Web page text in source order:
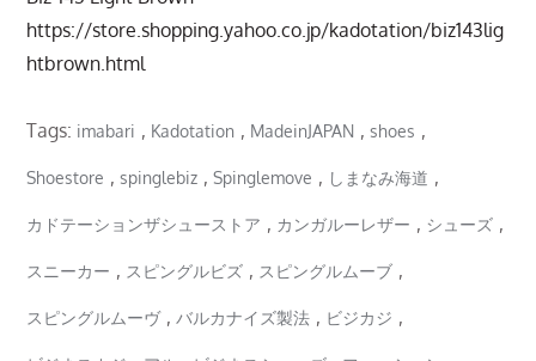
https://store.shopping.yahoo.co.jp/kadotation/biz143lig
htbrown.html
Tags: imabari , Kadotation , MadeinJAPAN ,shoes ,
Shoestore ,spinglebiz ,Spinglemove , しまなみ海道 ,
カドテーションザシューストア , カンガルーレザー , シューズ ,
スニーカー , スピングルビズ , スピングルムーブ ,
スピングルムーヴ ,バルカナイズ製法 , ビジカジ ,